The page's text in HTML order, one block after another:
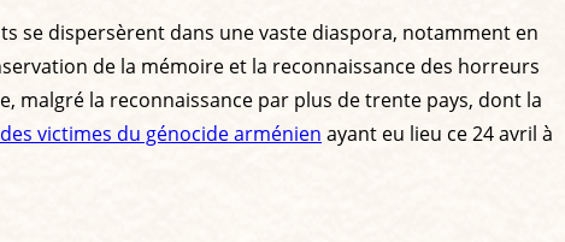
se dispersèrent dans une vaste diaspora, notamment en
de la mémoire et la reconnaissance des horreurs
malgré la reconnaissance par plus de trente pays, dont la
victimes du génocide arménien ayant eu lieu ce 24 avril à